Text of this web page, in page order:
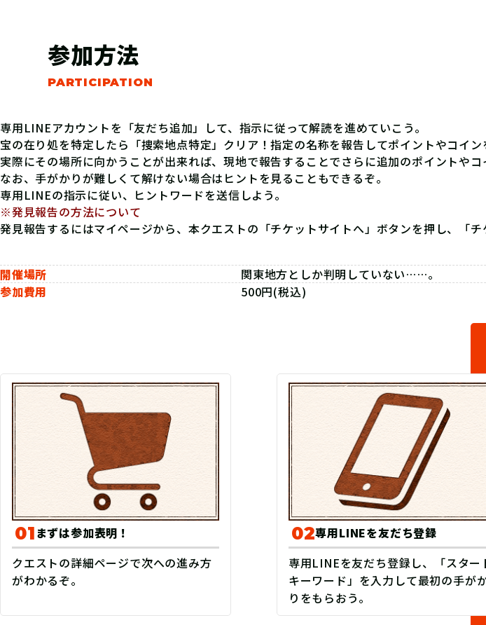
参加方法
専用LINEアカウントを「友だち追加」して、指示に従って解読を進めていこう。
宝の在り処を特定したら「捜索地点特定」クリア！指定の名称を報告してポイントやコイン
実際にその場所に向かうことが出来れば、現地で報告することでさらに追加のポイントやコ
なお、手がかりが難しくて解けない場合はヒントを見ることもできるぞ。
専用LINEの指示に従い、ヒントワードを送信しよう。
※発見報告の方法について
発見報告するにはマイページから、本クエストの「チケットサイトへ」ボタンを押し、「
開催場所
関東地方としか判明していない……。
参加費用
500円(税込)
01まずは参加表明！
クエストの詳細ページで次への進み方
がわかるぞ。
02専用LINEを友だち登録
専用LINEを友だち登録し、「スター
キーワード」を入力して最初の手が
りをもらおう。